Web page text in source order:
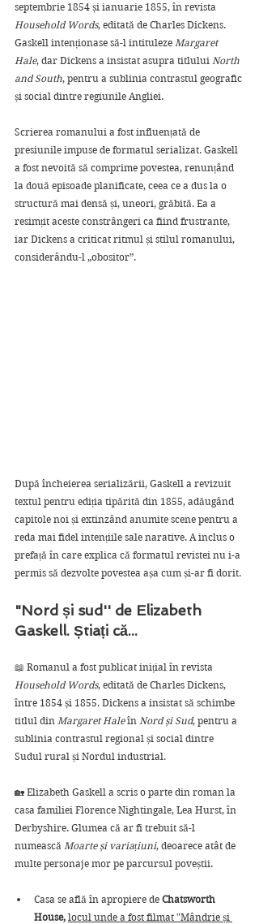
septembrie 1854 și ianuarie 1855, în revista
Household Words, editată de Charles Dickens.
Gaskell intenționase să-l intituleze Margaret
Hale, dar Dickens a insistat asupra titlului North
and South, pentru a sublinia contrastul geografic
și social dintre regiunile Angliei.
Scrierea romanului a fost influențată de
presiunile impuse de formatul serializat. Gaskell
a fost nevoită să comprime povestea, renunțând
la două episoade planificate, ceea ce a dus la o
structură mai densă și, uneori, grăbită. Ea a
resimțit aceste constrângeri ca fiind frustrante,
iar Dickens a criticat ritmul și stilul romanului,
considerându-l „obositor”.
După încheierea serializării, Gaskell a revizuit
textul pentru ediția tipărită din 1855, adăugând
capitole noi și extinzând anumite scene pentru a
reda mai fidel intențiile sale narative. A inclus o
prefață în care explica că formatul revistei nu i-a
permis să dezvolte povestea așa cum și-ar fi dorit.
"Nord și sud'' de Elizabeth
Gaskell. Știați că...
📖 Romanul a fost publicat inițial în revista
Household Words, editată de Charles Dickens,
între 1854 și 1855. Dickens a insistat să schimbe
titlul din Margaret Hale în Nord și Sud, pentru a
sublinia contrastul regional și social dintre
Sudul rural și Nordul industrial.
🏡 Elizabeth Gaskell a scris o parte din roman la
casa familiei Florence Nightingale, Lea Hurst, în
Derbyshire. Glumea că ar fi trebuit să-l
numească Moarte și variațiuni, deoarece atât de
multe personaje mor pe parcursul poveștii.
Casa se află în apropiere de Chatsworth
House, locul unde a fost filmat "Mândrie și